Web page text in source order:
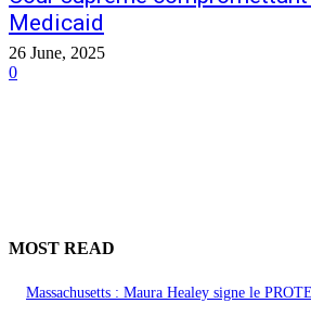
Medicaid
26 June, 2025
0
MOST READ
Massachusetts : Maura Healey signe le